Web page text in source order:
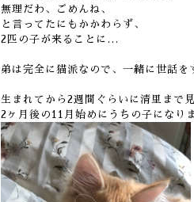
無理だわ、ごめんね、
と言ってたにもかかわらず、
2匹の子が来ることに…
弟は完全に猫派なので、一緒に世話を
生まれてから2週間ぐらいに清里まで見
2ヶ月後の11月始めにうちの子になり